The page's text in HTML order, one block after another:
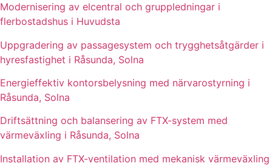
Modernisering av elcentral och gruppledningar i
flerbostadshus i Huvudsta
Uppgradering av passagesystem och trygghetsåtgärder i
hyresfastighet i Råsunda, Solna
Energieffektiv kontorsbelysning med närvarostyrning i
Råsunda, Solna
Driftsättning och balansering av FTX-system med
värmeväxling i Råsunda, Solna
Installation av FTX-ventilation med mekanisk värmeväxling